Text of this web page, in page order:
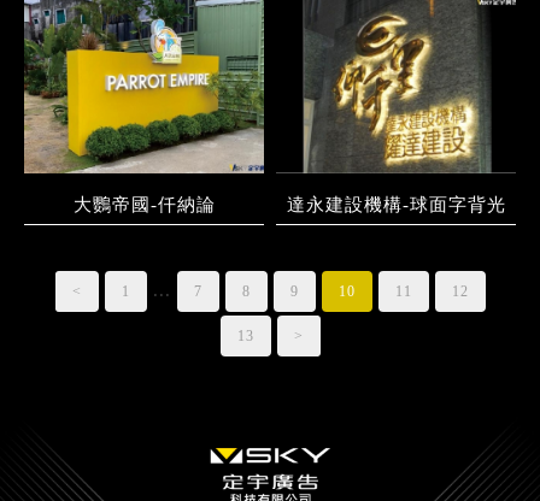
大鸚帝國-仟納論 達永建設機構-球面字背光
< 1 ... 7 8 9 10 11 12
13 >